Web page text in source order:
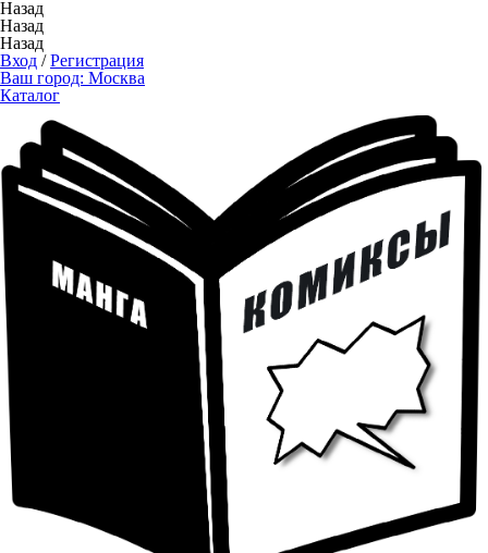
Назад
Назад
Назад
Вход /Регистрация
Ваш город: Москва
Каталог